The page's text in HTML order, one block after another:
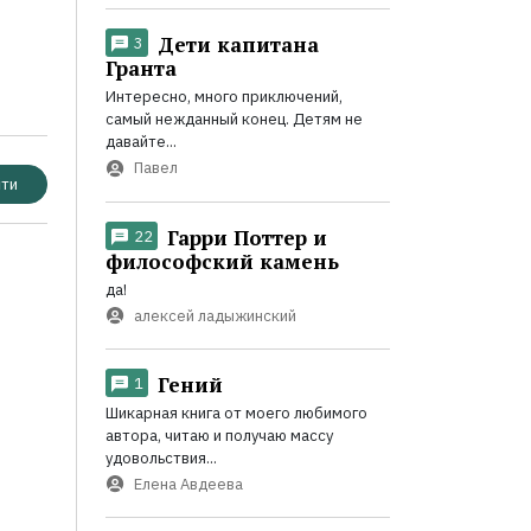
3
Дети капитана
Гранта
Интересно, много приключений,
самый нежданный конец. Детям не
давайте...
Павел
22
Гарри Поттер и
философский камень
да!
алексей ладыжинский
1 Гений
Шикарная книга от моего любимого
автора, читаю и получаю массу
удовольствия...
Елена Авдеева